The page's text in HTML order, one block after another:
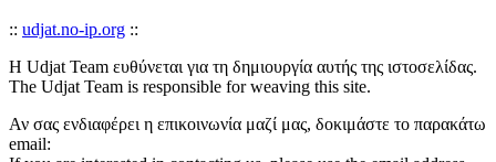
:: udjat.no-ip.org ::
Η Udjat Team ευθύνεται για τη δημιουργία αυτής της ιστοσελίδας.
The Udjat Team is responsible for weaving this site.
Αν σας ενδιαφέρει η επικοινωνία μαζί μας, δοκιμάστε το παρακάτω
email: